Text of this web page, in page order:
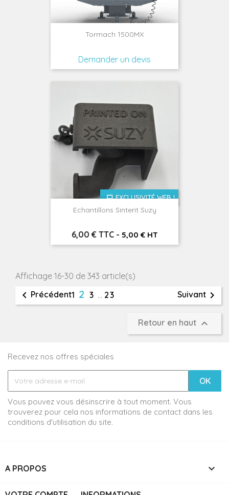
Tormach 1500MX
Demander un devis
Echantillons Sinterit Suzy
Prix
6,00 € TTC - 5,00 € HT
EXCLUSIVITÉ WEB !
Affichage 16-30 de 343 article(s)
 Précédent1 2 3 … 23 Suivant 
Retour en haut 
Recevez nos offres spéciales
Vous pouvez vous désinscrire à tout moment. Vous
trouverez pour cela nos informations de contact dans les
conditions d'utilisation du site.
A PROPOS 